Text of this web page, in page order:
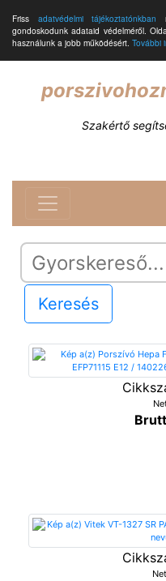
Friss adatvédelmi tájékoztatónkban
gondoskodunk adataid védelméről.
használunk a jobb működésért. További
Szakértő
Keresés